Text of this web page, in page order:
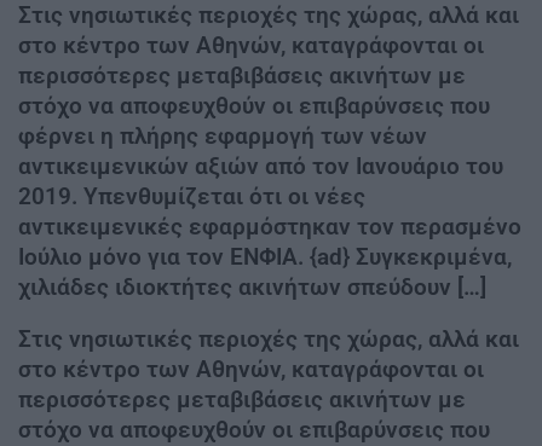
Στις νησιωτικές περιοχές της χώρας, αλλά και
στο κέντρο των Αθηνών, καταγράφονται οι
περισσότερες μεταβιβάσεις ακινήτων με
στόχο να αποφευχθούν οι επιβαρύνσεις που
φέρνει η πλήρης εφαρμογή των νέων
αντικειμενικών αξιών από τον Ιανουάριο του
2019. Υπενθυμίζεται ότι οι νέες
αντικειμενικές εφαρμόστηκαν τον περασμένο
Ιούλιο μόνο για τον ΕΝΦΙΑ. {ad} Συγκεκριμένα,
χιλιάδες ιδιοκτήτες ακινήτων σπεύδουν […]
Στις νησιωτικές περιοχές της χώρας, αλλά και
στο κέντρο των Αθηνών, καταγράφονται οι
περισσότερες μεταβιβάσεις ακινήτων με
στόχο να αποφευχθούν οι επιβαρύνσεις που